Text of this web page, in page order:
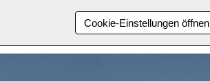
Cookie-Einstellungen öffnen